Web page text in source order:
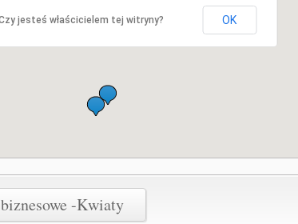
jesteś właścicielem tej witryny? OK
-Kwiaty